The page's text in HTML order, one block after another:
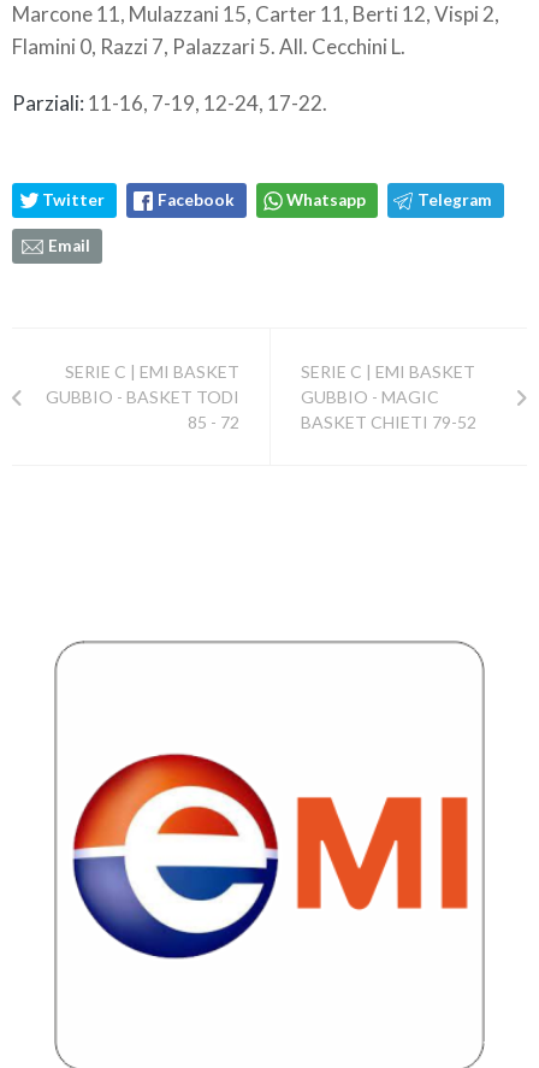
Marcone 11, Mulazzani 15, Carter 11, Berti 12, Vispi 2,
Flamini 0, Razzi 7, Palazzari 5. All. Cecchini L.
Parziali: 11-16, 7-19, 12-24, 17-22.
Twitter Facebook Whatsapp Telegram
Email
SERIE C | EMI BASKET
GUBBIO - BASKET TODI
85 - 72
SERIE C | EMI BASKET
GUBBIO - MAGIC
BASKET CHIETI 79-52